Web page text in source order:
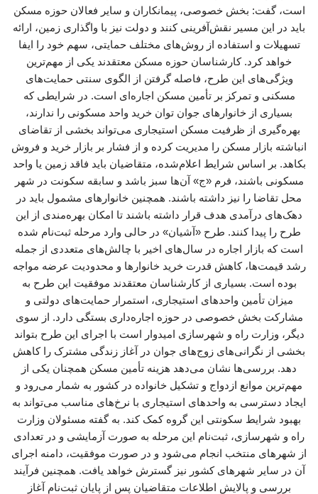
است، گفت: بخش خصوصی، پیمانکاران و سایر فعالان حوزه مسکن
باید در این مسیر نقش‌آفرینی کنند و دولت نیز با واگذاری زمین، ارائه
تسهیلات و استفاده از روش‌های مختلف حمایتی، سهم خود را ایفا
خواهد کرد. کارشناسان حوزه مسکن معتقدند یکی از مهم‌ترین
ویژگی‌های این طرح، فاصله گرفتن از الگوی سنتی حمایت‌های
مسکنی و تمرکز بر تأمین مسکن اجاره‌ای است. در شرایطی که
بسیاری از خانوارهای جوان توان خرید واحد مسکونی را ندارند،
بهره‌گیری از ظرفیت مسکن استیجاری می‌تواند بخشی از تقاضای
انباشته بازار مسکن را مدیریت کرده و از فشار بر بازار خرید و فروش
بکاهد. بر اساس شرایط اعلام‌شده، متقاضیان باید فاقد زمین یا واحد
مسکونی باشند، فرم «ج» آن‌ها سبز باشد و سابقه سکونت در شهر
محل تقاضا را نیز داشته باشند. همچنین خانوارهای مشمول باید در
دهک‌های درآمدی هدف قرار داشته باشند تا امکان بهره‌مندی از این
طرح را پیدا کنند. طرح «آشیان» در حالی وارد مرحله ثبت‌نام شده
است که بازار اجاره در سال‌های اخیر با چالش‌های متعددی از جمله
رشد قیمت‌ها، کاهش قدرت خرید خانوارها و محدودیت عرضه مواجه
بوده است. بسیاری از کارشناسان معتقدند موفقیت این طرح به
میزان تأمین واحدهای استیجاری، استمرار حمایت‌های دولتی و
مشارکت بخش خصوصی در حوزه اجاره‌داری بستگی دارد. از سوی
دیگر، وزارت راه و شهرسازی امیدوار است با اجرای این طرح بتواند
بخشی از نگرانی‌های زوج‌های جوان در آغاز زندگی مشترک را کاهش
دهد. بررسی‌ها نشان می‌دهد هزینه تأمین مسکن همچنان یکی از
مهم‌ترین موانع ازدواج و تشکیل خانواده در کشور به شمار می‌رود و
ایجاد دسترسی به واحدهای استیجاری با نرخ‌های مناسب می‌تواند به
بهبود شرایط سکونتی این گروه کمک کند. به گفته مسئولان وزارت
راه و شهرسازی، ثبت‌نام این مرحله به صورت آزمایشی و در تعدادی
از شهرهای منتخب انجام می‌شود و در صورت موفقیت، دامنه اجرای
آن در سایر شهرهای کشور نیز گسترش خواهد یافت. همچنین فرآیند
بررسی و پالایش اطلاعات متقاضیان پس از پایان ثبت‌نام آغاز